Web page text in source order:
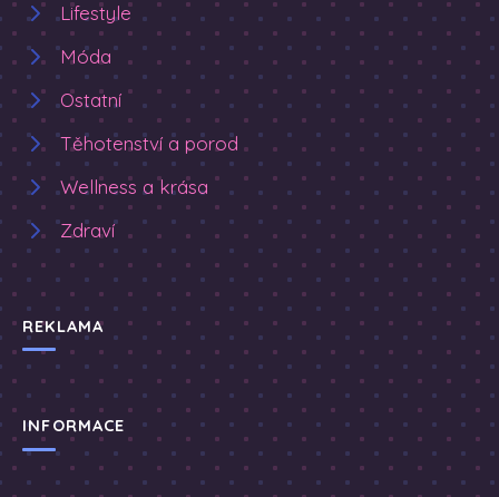
Lifestyle
Móda
Ostatní
Těhotenství a porod
Wellness a krása
Zdraví
REKLAMA
INFORMACE